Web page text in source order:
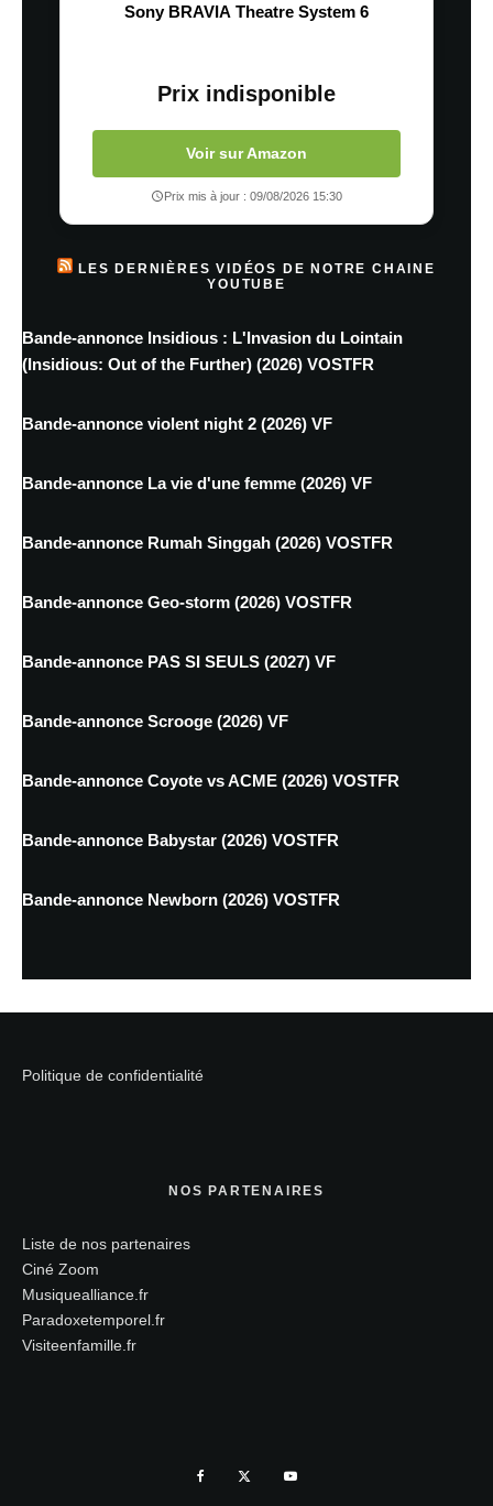
Sony BRAVIA Theatre System 6
Prix indisponible
Voir sur Amazon
Prix mis à jour : 09/08/2026 15:30
LES DERNIÈRES VIDÉOS DE NOTRE CHAINE
YOUTUBE
Bande-annonce Insidious : L'Invasion du Lointain
(Insidious: Out of the Further) (2026) VOSTFR
Bande-annonce violent night 2 (2026) VF
Bande-annonce La vie d'une femme (2026) VF
Bande-annonce Rumah Singgah (2026) VOSTFR
Bande-annonce Geo-storm (2026) VOSTFR
Bande-annonce PAS SI SEULS (2027) VF
Bande-annonce Scrooge (2026) VF
Bande-annonce Coyote vs ACME (2026) VOSTFR
Bande-annonce Babystar (2026) VOSTFR
Bande-annonce Newborn (2026) VOSTFR
Politique de confidentialité
NOS PARTENAIRES
Liste de nos partenaires
Ciné Zoom
Musiquealliance.fr
Paradoxetemporel.fr
Visiteenfamille.fr